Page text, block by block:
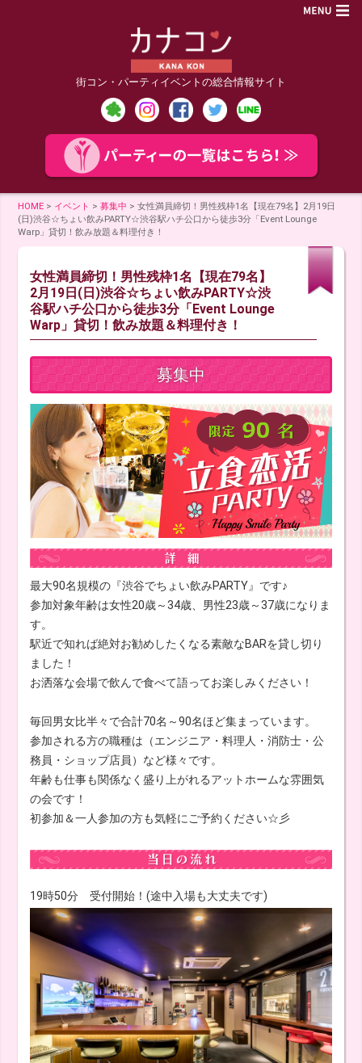
街コン・パーティイベントの総合情報サイト
HOME > イベント >募集中 >女性満員締切！男性残枠1名【現在79名】2月19日
(日)渋谷☆ちょい飲みPARTY☆渋谷駅ハチ公口から徒歩3分「Event Lounge
Warp」貸切！飲み放題＆料理付き！
女性満員締切！男性残枠1名【現在79名】
2月19日(日)渋谷☆ちょい飲みPARTY☆渋
谷駅ハチ公口から徒歩3分「Event Lounge
Warp」貸切！飲み放題＆料理付き！
募集中
最大90名規模の『渋谷でちょい飲みPARTY』です♪
参加対象年齢は女性20歳～34歳、男性23歳～37歳になりま
す。
駅近で知れば絶対お勧めしたくなる素敵なBARを貸し切り
ました！
お洒落な会場で飲んで食べて語ってお楽しみください！
毎回男女比半々で合計70名～90名ほど集まっています。
参加される方の職種は（エンジニア・料理人・消防士・公
務員・ショップ店員）など様々です。
年齢も仕事も関係なく盛り上がれるアットホームな雰囲気
の会です！
初参加＆一人参加の方も気軽にご予約ください☆彡
19時50分 受付開始！(途中入場も大丈夫です)